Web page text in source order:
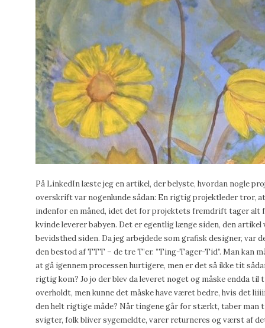
På LinkedIn læste jeg en artikel, der belyste, hvordan nogle
overskrift var nogenlunde sådan: En rigtig projektleder tror,
indenfor en måned, idet det for projektets fremdrift tager alt
kvinde leverer babyen. Det er egentlig længe siden, den
bevidsthed siden. Da jeg arbejdede som grafisk designer, var
den bestod af TTT – de tre T’er. ”Ting-Tager-Tid”. Man kan
at gå igennem processen hurtigere, men er det så ikke tit
rigtig kom? Jo jo der blev da leveret noget og måske endda til
overholdt, men kunne det måske have været bedre, hvis det
den helt rigtige måde? Når tingene går for stærkt, taber
svigter, folk bliver sygemeldte, varer returneres og værst af